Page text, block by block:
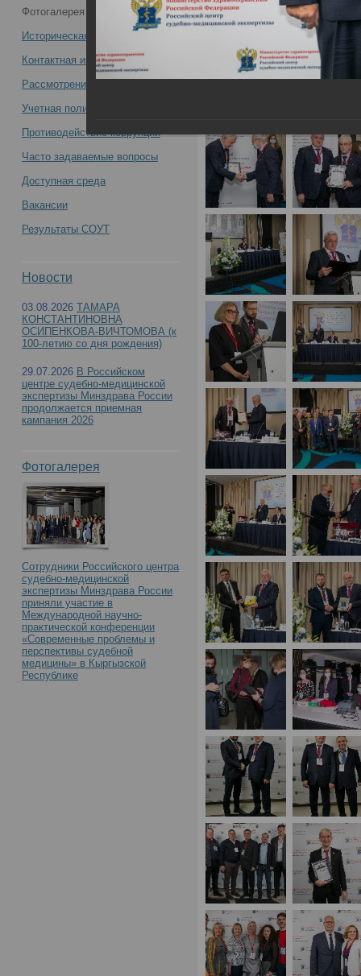
Всероссийская научно-практическая
конференция с международным
участием «Вехи истории Российского
центра судебно-медицинской
экспертизы. К 90-летию со дня
21 - 22 октября 2021
Всероссийская
с международным
Российского центра
экспертизы. К 90-
образования»(День1)
Фотогалерея
Историческая справка
Контактная информация
Рассмотрение обращений
Учетная политика учреждения
Противодействие коррупции
Часто задаваемые вопросы
Доступная среда
Вакансии
Результаты СОУТ
Новости
03.08.2026 ТАМАРА
КОНСТАНТИНОВНА
ОСИПЕНКОВА-ВИЧТОМОВА (к
100-летию со дня рождения)
29.07.2026 В Российском
центре судебно-медицинской
экспертизы Минздрава России
продолжается приемная
кампания 2026
Фотогалерея
Сотрудники Российского центра
судебно-медицинской
экспертизы Минздрава России
приняли участие в
Международной научно-
практической конференции
«Современные проблемы и
перспективы судебной
медицины» в Кыргызской
Республике
29.10.2021